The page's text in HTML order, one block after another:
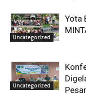
Uncategorized
Yota
Uncategorized